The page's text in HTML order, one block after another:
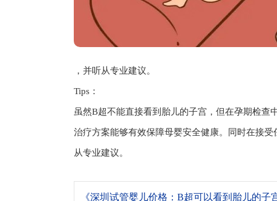
，并听从专业建议。
Tips：
虽然B超不能直接看到胎儿的子宫，但在孕期检查
治疗方案能够有效保障母婴安全健康。同时在接
从专业建议。